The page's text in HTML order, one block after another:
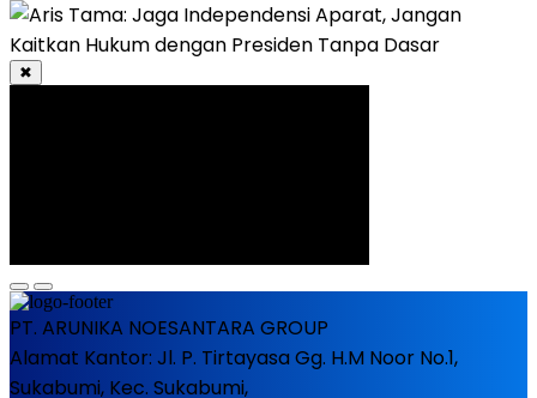
✖
PT. ARUNIKA NOESANTARA GROUP
Alamat Kantor: Jl. P. Tirtayasa Gg. H.M Noor No.1,
Sukabumi, Kec. Sukabumi,